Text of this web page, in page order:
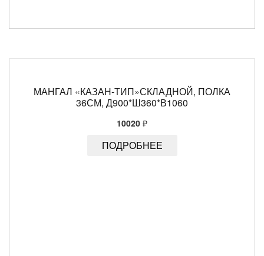
МАНГАЛ «КАЗАН-ТИП»СКЛАДНОЙ, ПОЛКА
36СМ, Д900*Ш360*В1060
10020 ₽
ПОДРОБНЕЕ